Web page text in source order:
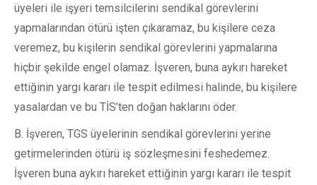
üyeleri ile işyeri temsilcilerini sendikal görevlerini
yapmalarından ötürü işten çıkaramaz, bu kişilere ceza
veremez, bu kişilerin sendikal görevlerini yapmalarına
hiçbir şekilde engel olamaz. İşveren, buna aykırı hareket
ettiğinin yargı kararı ile tespit edilmesi halinde, bu kişilere
yasalardan ve bu TİS’ten doğan haklarını öder.
B. İşveren, TGS üyelerinin sendikal görevlerini yerine
getirmelerinden ötürü iş sözleşmesini feshedemez.
İşveren buna aykırı hareket ettiğinin yargı kararı ile tespit